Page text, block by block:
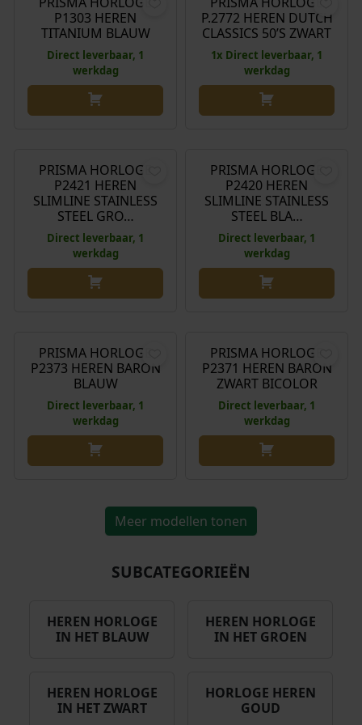
P1303 HEREN
TITANIUM BLAUW
Direct leverbaar, 1
werkdag
Aanbieding!
s
p
r
k
i
j
e
r
w
a
s
:
1
P.2772 HEREN DUTCH
CLASSICS 50’S ZWART
1x Direct leverbaar, 1
werkdag
PRISMA HORLOGE
P2421 HEREN
SLIMLINE STAINLESS
STEEL GRO…
Direct leverbaar, 1
werkdag
PRISMA HORLOGE
P2420 HEREN
SLIMLINE STAINLESS
STEEL BLA…
Direct leverbaar, 1
werkdag
PRISMA HORLOGE
P2373 HEREN BARON
BLAUW
Direct leverbaar, 1
werkdag
PRISMA HORLOGE
P2371 HEREN BARON
ZWART BICOLOR
Direct leverbaar, 1
werkdag
Meer modellen tonen
SUBCATEGORIEËN
HEREN HORLOGE
IN HET BLAUW
HEREN HORLOGE
IN HET GROEN
HEREN HORLOGE
IN HET ZWART
HORLOGE HEREN
GOUD